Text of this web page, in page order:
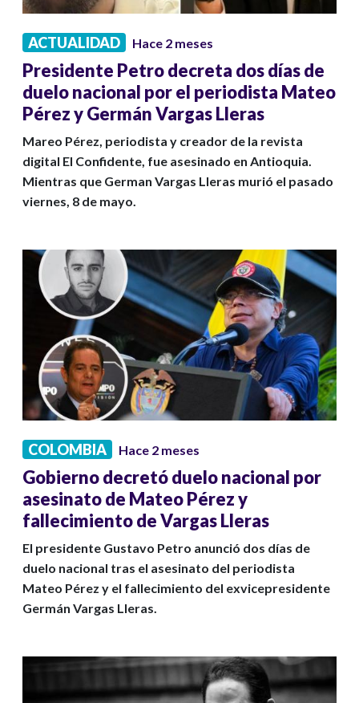
ACTUALIDAD Hace 2 meses
Presidente Petro decreta dos días de
duelo nacional por el periodista Mateo
Pérez y Germán Vargas Lleras
Mareo Pérez, periodista y creador de la revista
digital El Confidente, fue asesinado en Antioquia.
Mientras que German Vargas Lleras murió el pasado
viernes, 8 de mayo.
COLOMBIA Hace 2 meses
Gobierno decretó duelo nacional por
asesinato de Mateo Pérez y
fallecimiento de Vargas Lleras
El presidente Gustavo Petro anunció dos días de
duelo nacional tras el asesinato del periodista
Mateo Pérez y el fallecimiento del exvicepresidente
Germán Vargas Lleras.